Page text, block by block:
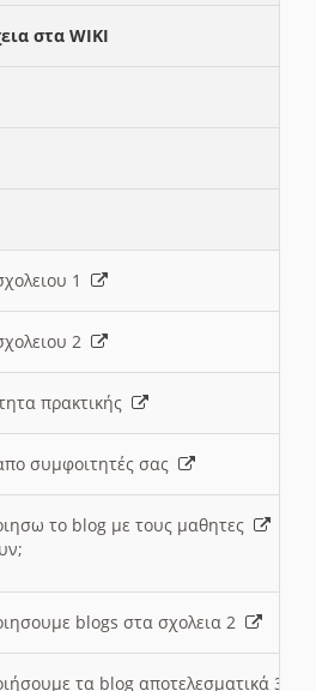
στα WIKI
1
2
πρακτικής
συμφοιτητές σας
το blog με τους μαθητες
blogs στα σχολεια 2
τα blog αποτελεσματικά 3